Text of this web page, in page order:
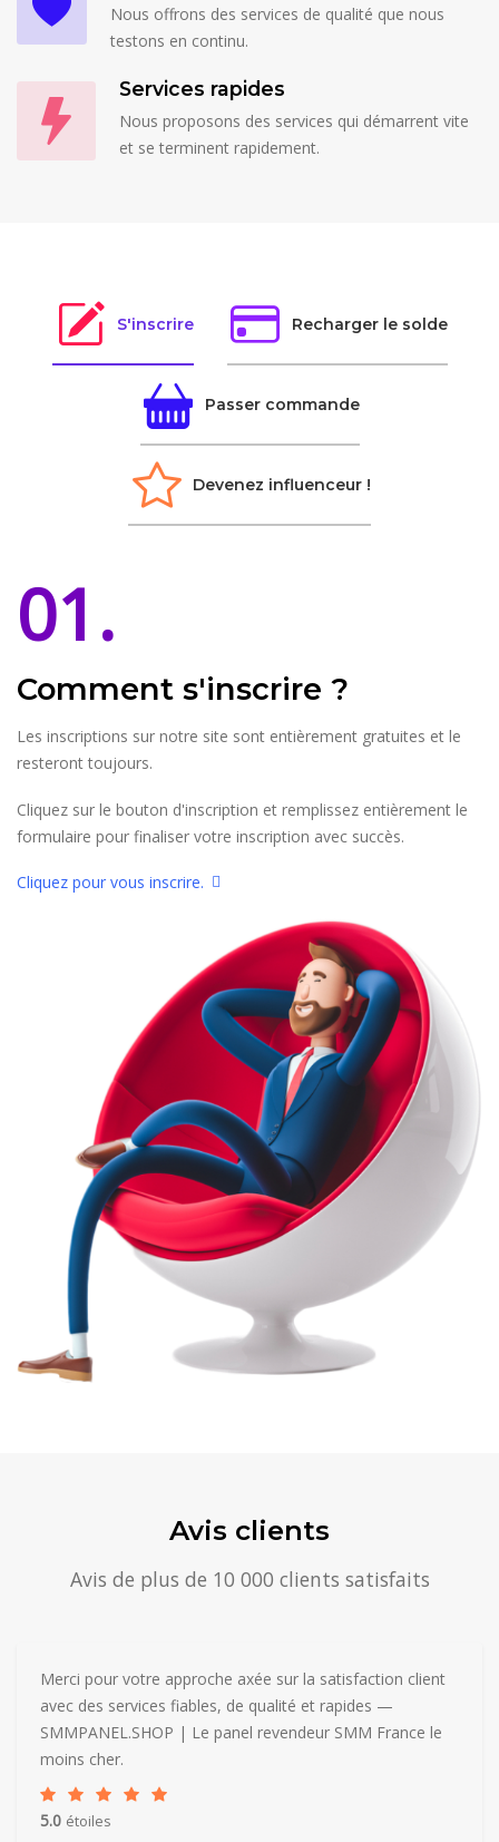
Nous offrons des services de qualité que nous
testons en continu.
Services rapides
Nous proposons des services qui démarrent vite
et se terminent rapidement.
S'inscrire Recharger le solde
Passer commande
Devenez influenceur !
01.
Comment s'inscrire ?
Les inscriptions sur notre site sont entièrement gratuites et le
resteront toujours.
Cliquez sur le bouton d'inscription et remplissez entièrement le
formulaire pour finaliser votre inscription avec succès.
Cliquez pour vous inscrire.
Avis clients
Avis de plus de 10 000 clients satisfaits
Merci pour votre approche axée sur la satisfaction client
avec des services fiables, de qualité et rapides —
SMMPANEL.SHOP | Le panel revendeur SMM France le
moins cher.
5.0 étoiles